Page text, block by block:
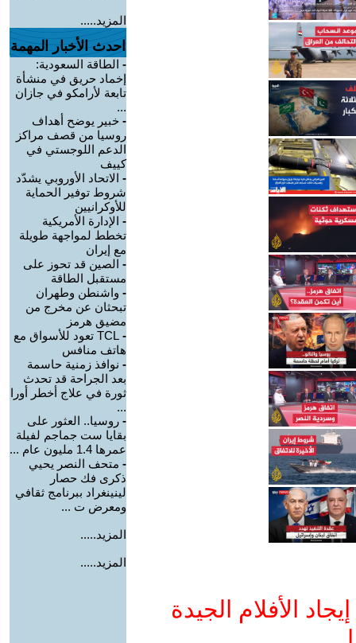
الأفلام الجيدة
المزيد.....
احدث الأخبار المهمة
- الطاقة السعودية:
إخماد حريق في منشأة
تابعة لأرامكو في جازان
...
- خبير يوضح أهداف
روسيا من قصف مراكز
الدعم اللوجستي في
كييف
- الاتحاد الأوروبي يشدّد
شروط توفير الحماية
للأوكرانيين
- الإدارة الأمريكية
تخطط لمواجهة طويلة
مع إيران
- الصين قد تحوز على
مستقبل الطاقة
- واشنطن وطهران
تبحثان عن مخرج من
مضيق هرمز
-
TCL تعود للأسواق مع
هاتف منافس
- نوافذ زمنية حاسمة
بعد الجراحة قد تحدث
ثورة في علاج أخطر أورا
...
- روسيا.. العثور على
بقايا ست جماجم لفيلة
عمرها 1.4 مليون عام ...
- متحف النصر يحيي
ذكرى فك حصار
لينينغراد ببرنامج ثقافي
ومعرض ت ...
المزيد.....
المزيد.....